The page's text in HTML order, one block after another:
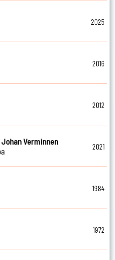
2025
2016
2012
Verminnen
2021
1984
1972